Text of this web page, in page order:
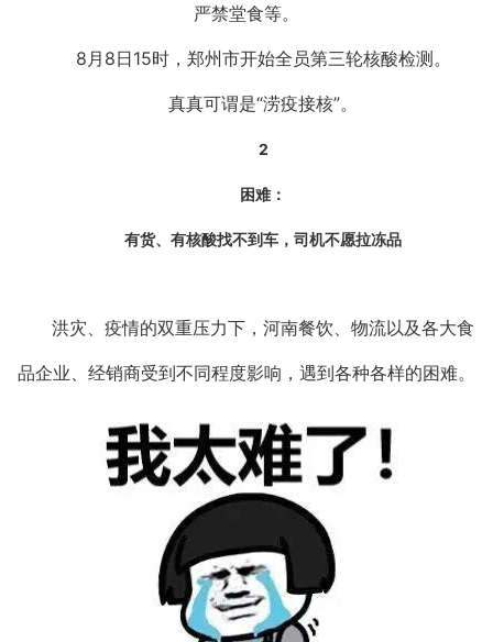
严禁堂食等。
8月8日15时，郑州市开始全员第三轮核酸检测。
真真可谓是“涝疫接核”。
2
困难：
有货、有核酸找不到车，司机不愿拉冻品
洪灾、疫情的双重压力下，河南餐饮、物流以及各大食
品企业、经销商受到不同程度影响，遇到各种各样的困难。